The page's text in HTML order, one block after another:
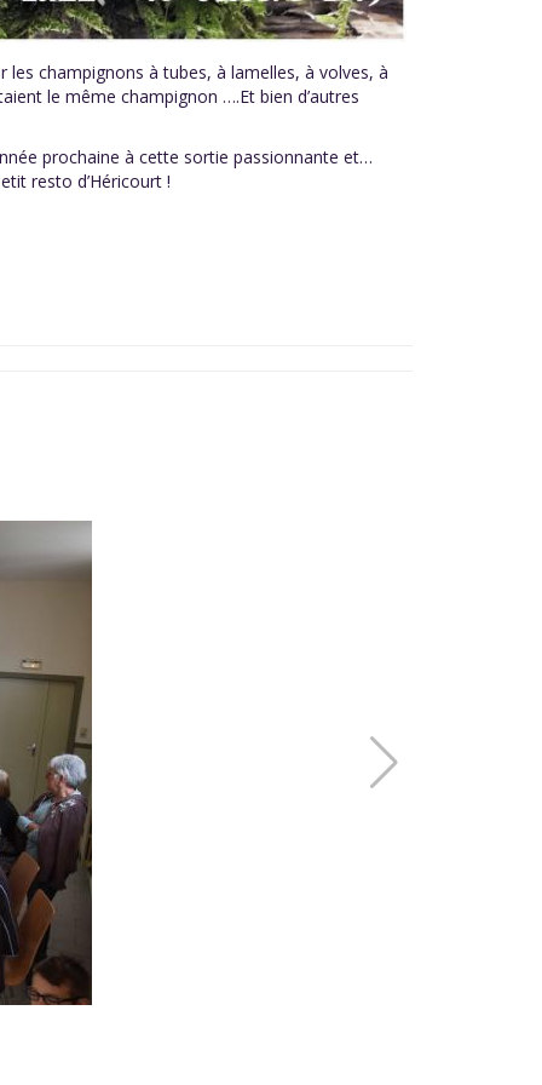
les champignons à tubes, à lamelles, à volves, à
le même champignon ….Et bien d’autres
prochaine à cette sortie passionnante et…
resto d’Héricourt !